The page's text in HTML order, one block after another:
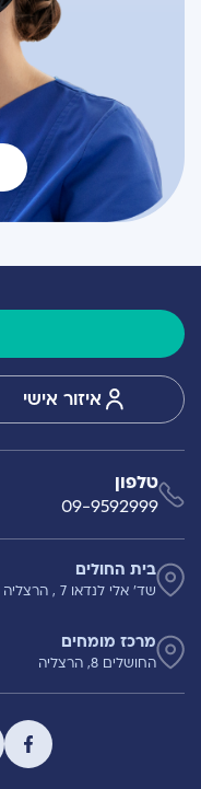
איזור אישי
טלפון
09-9592999
בית החולים
שד' אלי לנדאו 7 , הרצליה
מרכז מומחים
החושלים 8, הרצליה